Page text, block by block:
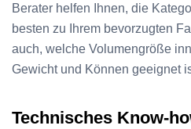
Berater helfen Ihnen, die
besten zu Ihrem bevorzugten
auch, welche Volumengröße
Gewicht und Können geeignet
Technisches Know-